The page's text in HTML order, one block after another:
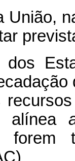
União,
alínea
forem